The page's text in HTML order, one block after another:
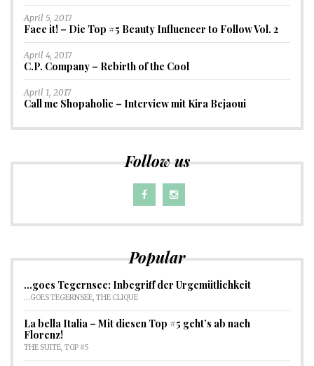
April 5, 2017
Face it! – Die Top #5 Beauty Influencer to Follow Vol. 2
April 4, 2017
C.P. Company – Rebirth of the Cool
April 1, 2017
Call me Shopaholic – Interview mit Kira Bejaoui
Follow us
Popular
…goes Tegernsee: Inbegriff der Urgemütlichkeit
...GOES TEGERNSEE, THE CLIQUE
La bella Italia – Mit diesen Top #5 geht’s ab nach
Florenz!
THE SUITE, TOP #5